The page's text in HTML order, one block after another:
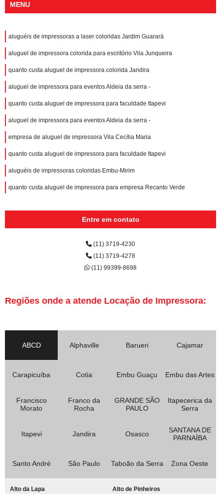
MENU
aluguéis de impressoras a laser coloridas Jardim Guarará
aluguel de impressora colorida para escritório Vila Junqueira
quanto custa aluguel de impressora colorida Jandira
aluguel de impressora para eventos Aldeia da serra -
quanto custa aluguel de impressora para faculdade Itapevi
aluguel de impressora para eventos Aldeia da serra -
empresa de aluguel de impressora Vila Cecília Maria
quanto custa aluguel de impressora para faculdade Itapevi
aluguéis de impressoras coloridas Embu-Mirim
quanto custa aluguel de impressora para empresa Recanto Verde
Entre em contato
(11) 3719-4230
(11) 3719-4278
(11) 99399-8698
Regiões onde a atende Locação de Impressora:
ABCD Alphaville Barueri Cajamar
Carapicuíba Cotia Embu Guaçu Embu das Artes
Francisco
Morato
Franco da
Rocha
GRANDE SÃO
PAULO
Itapecerica da
Serra
Itapevi Jandira Osasco
SANTANA DE
PARNAÍBA
Santo André São Paulo Taboão da Serra Zona Oeste
Alto da Lapa Alto de Pinheiros